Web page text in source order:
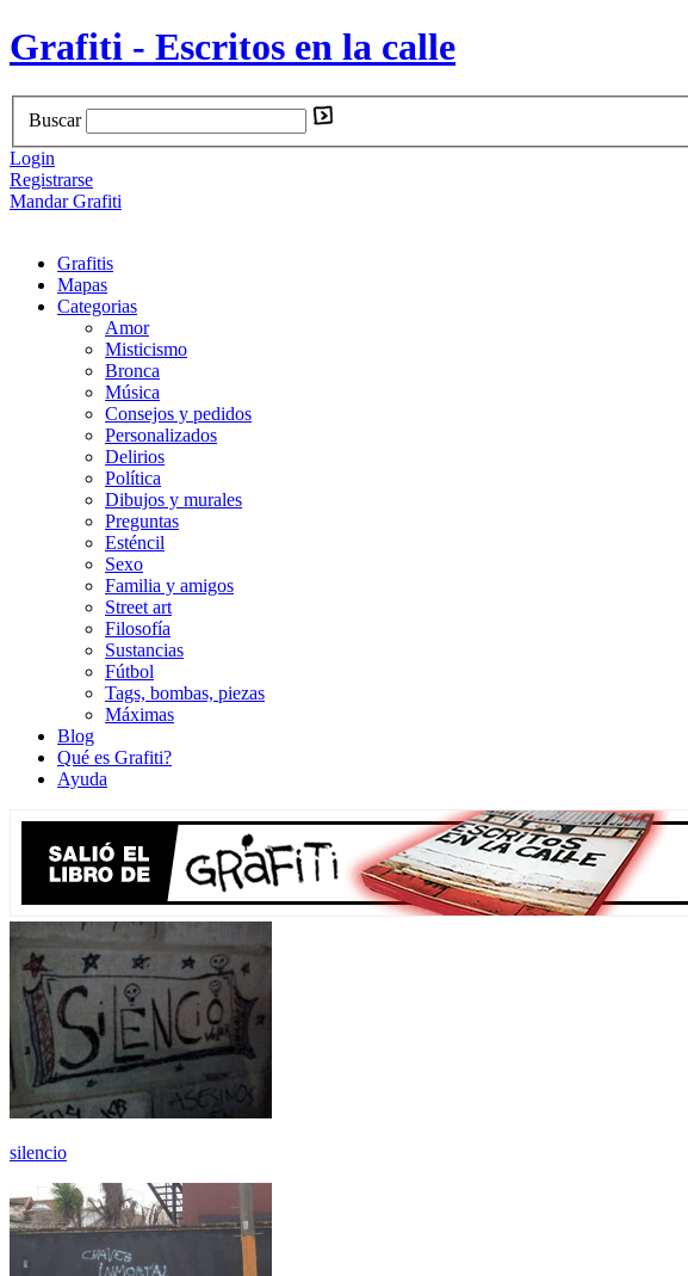
Grafiti - Escritos en la calle
Buscar
Login
Registrarse
Mandar Grafiti
Grafitis
Mapas
Categorias
Amor
Misticismo
Bronca
Música
Consejos y pedidos
Personalizados
Delirios
Política
Dibujos y murales
Preguntas
Esténcil
Sexo
Familia y amigos
Street art
Filosofía
Sustancias
Fútbol
Tags, bombas, piezas
Máximas
Blog
Qué es Grafiti?
Ayuda
silencio